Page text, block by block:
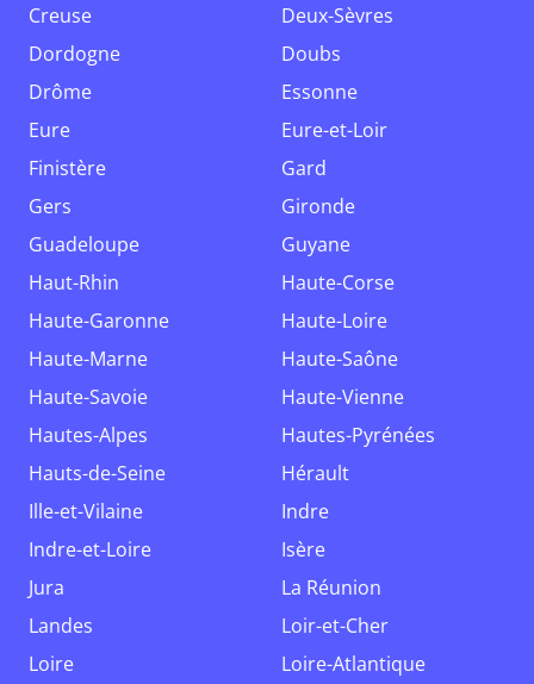
Creuse
Deux-Sèvres
Dordogne
Doubs
Drôme
Essonne
Eure
Eure-et-Loir
Finistère
Gard
Gers
Gironde
Guadeloupe
Guyane
Haut-Rhin
Haute-Corse
Haute-Garonne
Haute-Loire
Haute-Marne
Haute-Saône
Haute-Savoie
Haute-Vienne
Hautes-Alpes
Hautes-Pyrénées
Hauts-de-Seine
Hérault
Ille-et-Vilaine
Indre
Indre-et-Loire
Isère
Jura
La Réunion
Landes
Loir-et-Cher
Loire
Loire-Atlantique